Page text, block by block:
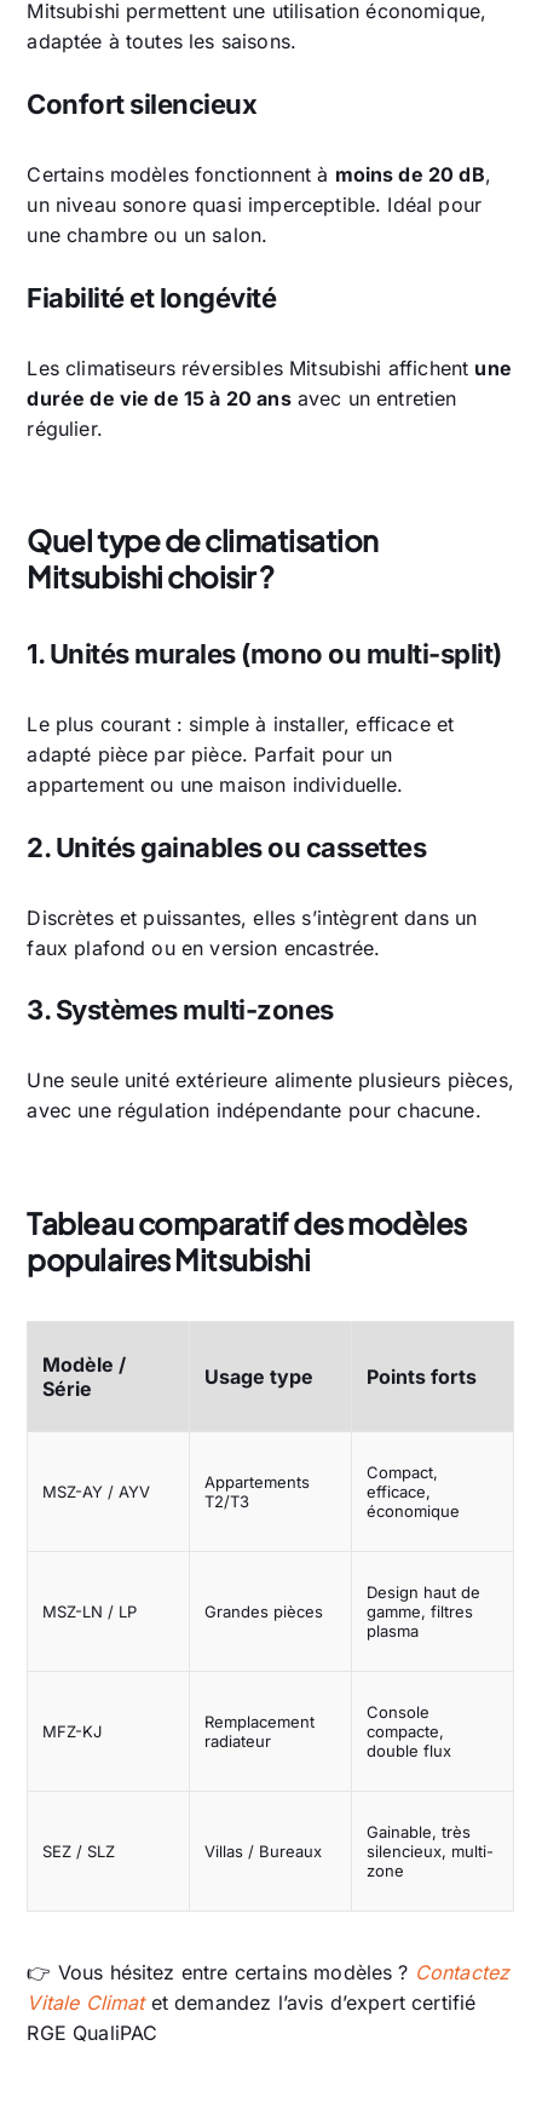
Mitsubishi permettent une utilisation économique,
adaptée à toutes les saisons.
Confort silencieux
Certains modèles fonctionnent à moins de 20 dB,
un niveau sonore quasi imperceptible. Idéal pour
une chambre ou un salon.
Fiabilité et longévité
Les climatiseurs réversibles Mitsubishi affichent une
durée de vie de 15 à 20 ansavec un entretien
régulier.
Quel type de climatisation
Mitsubishi choisir ?
1. Unités murales (mono ou multi-split)
Le plus courant : simple à installer, efficace et
adapté pièce par pièce. Parfait pour un
appartement ou une maison individuelle.
2. Unités gainables ou cassettes
Discrètes et puissantes, elles s’intègrent dans un
faux plafond ou en version encastrée.
3. Systèmes multi-zones
Une seule unité extérieure alimente plusieurs pièces,
avec une régulation indépendante pour chacune.
Tableau comparatif des modèles
populaires Mitsubishi
Modèle /
Série
Usage type Points forts
MSZ-AY / AYV
Appartements
T2/T3
Compact,
efficace,
économique
MSZ-LN / LP Grandes pièces
Design haut de
gamme, filtres
plasma
MFZ-KJ
Remplacement
radiateur
Console
compacte,
double flux
SEZ / SLZ Villas / Bureaux
Gainable, très
silencieux, multi-
zone
👉 Vous hésitez entre certains modèles ? Contactez
Vitale Climatet demandez l’avis d’expert certifié
RGE QualiPAC